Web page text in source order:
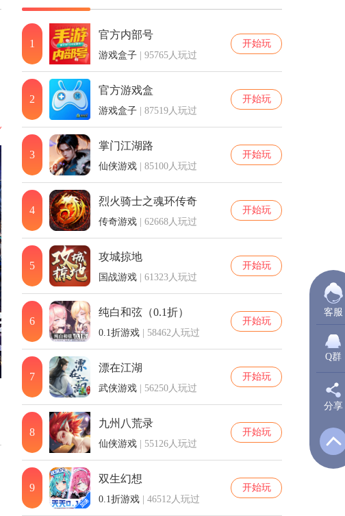
1
官方内部号
游戏盒子 | 95765人玩过
开始玩
2
官方游戏盒
游戏盒子 | 87519人玩过
开始玩
3
掌门江湖路
仙侠游戏 | 85100人玩过
开始玩
4
烈火骑士之魂环传奇
传奇游戏 | 62668人玩过
开始玩
5
攻城掠地
国战游戏 | 61323人玩过
开始玩
6
纯白和弦（0.1折）
0.1折游戏 | 58462人玩过
开始玩
7
漂在江湖
武侠游戏 | 56250人玩过
开始玩
8
九州八荒录
仙侠游戏 | 55126人玩过
开始玩
9
双生幻想
0.1折游戏 | 46512人玩过
开始玩
客服
Q群
分享